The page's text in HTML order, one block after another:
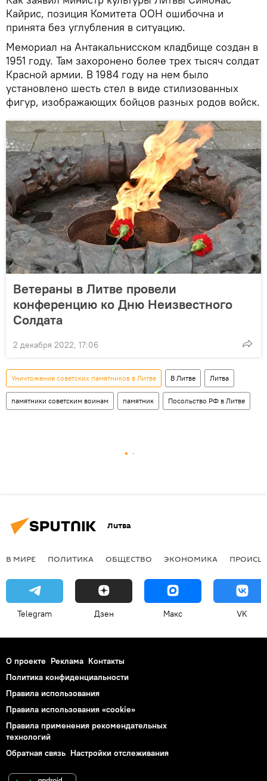
Кайрис, позиция Комитета ООН ошибочна и
принята без углубления в ситуацию.
Мемориал на Антакальнисском кладбище создан в
1951 году. Там захоронено более трех тысяч солдат
Красной армии. В 1984 году на нем было
установлено шесть стел в виде стилизованных
фигур, изображающих бойцов разных родов войск.
Ветераны в Литве провели
конференцию ко Дню Неизвестного
Солдата
2 декабря 2022, 17:06
Уничтожение советских памятников в Литве В Литве Литва
памятники советским воинам памятник Посольство РФ в Литве
Литва
В МИРЕ ПОЛИТИКА ОБЩЕСТВО ЭКОНОМИКА
Telegram Дзен Макс VK
О проекте Реклама Контакты
Политика конфиденциальности
Правила использования
Правила использования «cookie»
Правила применения рекомендательных
технологий
Обратная связь Настройки отслеживания